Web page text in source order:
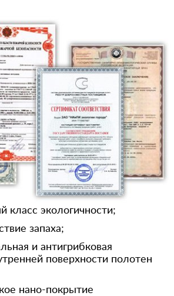
класс экологичности;
запаха;
и антигрибковая
поверхности полотен
нано-покрытие